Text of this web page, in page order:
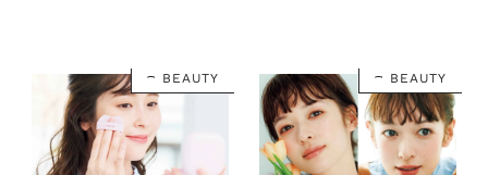
BEAUTY BEAUTY